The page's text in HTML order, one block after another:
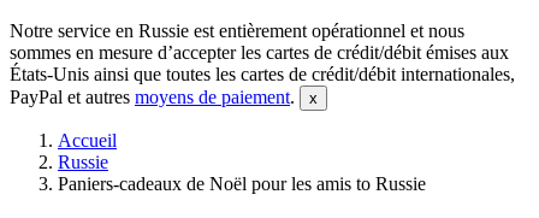
Notre service en Russie est entièrement opérationnel et nous
sommes en mesure d’accepter les cartes de crédit/débit émises aux
États-Unis ainsi que toutes les cartes de crédit/débit internationales,
PayPal et autres moyens de paiement.
Accueil
Russie
Paniers-cadeaux de Noël pour les amis to Russie